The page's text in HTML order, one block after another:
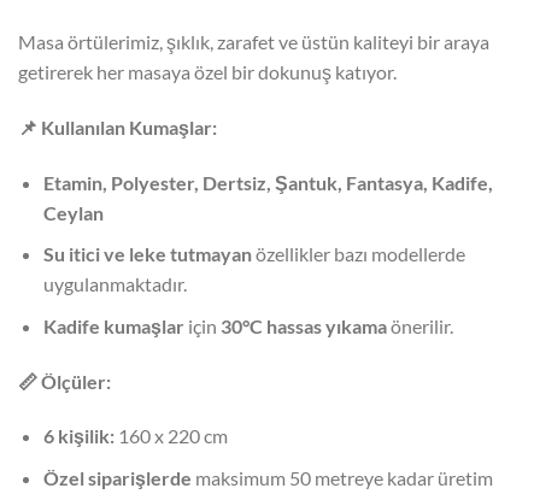
Masa örtülerimiz, şıklık, zarafet ve üstün kaliteyi bir araya
getirerek her masaya özel bir dokunuş katıyor.
📌 Kullanılan Kumaşlar:
Etamin, Polyester, Dertsiz, Şantuk, Fantasya, Kadife,
Ceylan
Su itici ve leke tutmayanözellikler bazı modellerde
uygulanmaktadır.
Kadife kumaşlar için 30°C hassas yıkamaönerilir.
📏Ölçüler:
6 kişilik:160 x 220 cm
Özel siparişlerde maksimum 50 metreye kadar üretim